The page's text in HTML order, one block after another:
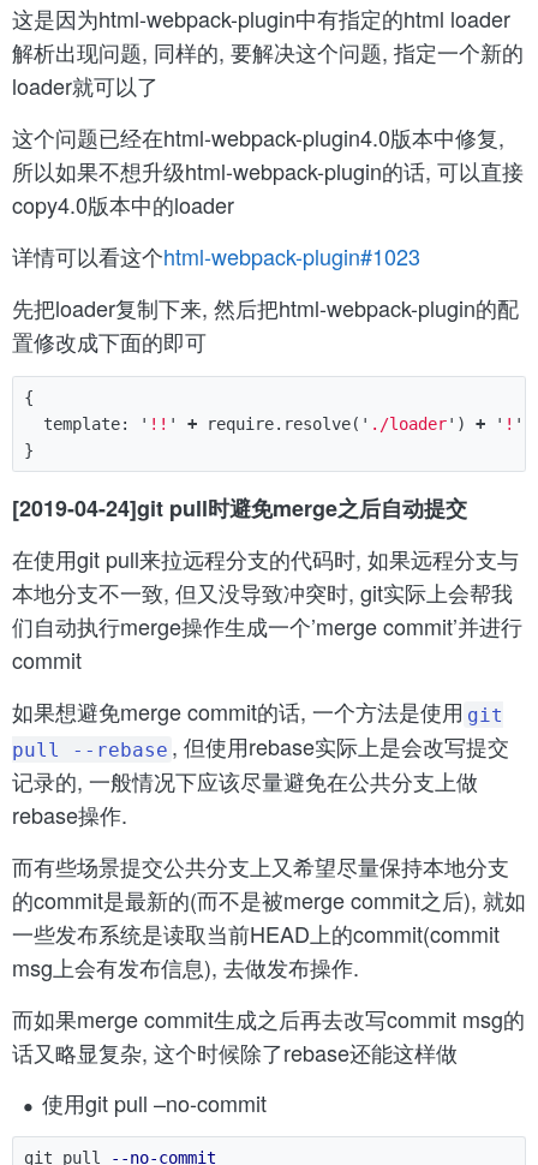
这是因为html-webpack-plugin中有指定的html loader
解析出现问题, 同样的, 要解决这个问题, 指定一个新的
loader就可以了
这个问题已经在html-webpack-plugin4.0版本中修复,
所以如果不想升级html-webpack-plugin的话, 可以直接
copy4.0版本中的loader
详情可以看这个html-webpack-plugin#1023
先把loader复制下来, 然后把html-webpack-plugin的配
置修改成下面的即可
{
template: ' !! ' + require. resolve( ' ./loader' ) + ' ! '
}
[2019-04-24]git pull时避免merge之后自动提交
在使用git pull来拉远程分支的代码时, 如果远程分支与
本地分支不一致, 但又没导致冲突时, git实际上会帮我
们自动执行merge操作生成一个’merge commit’并进行
commit
如果想避免merge commit的话, 一个方法是使用 git
pull --rebase , 但使用rebase实际上是会改写提交
记录的, 一般情况下应该尽量避免在公共分支上做
rebase操作.
而有些场景提交公共分支上又希望尽量保持本地分支
的commit是最新的(而不是被merge commit之后), 就如
一些发布系统是读取当前HEAD上的commit(commit
msg上会有发布信息), 去做发布操作.
而如果merge commit生成之后再去改写commit msg的
话又略显复杂, 这个时候除了rebase还能这样做
使用git pull –no-commit
git pull --no-commit